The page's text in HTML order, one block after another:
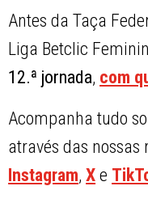
Antes da Taça
Liga Betclic
12.ª jornada, com
Acompanha tudo
através das nossas
Instagram,X e